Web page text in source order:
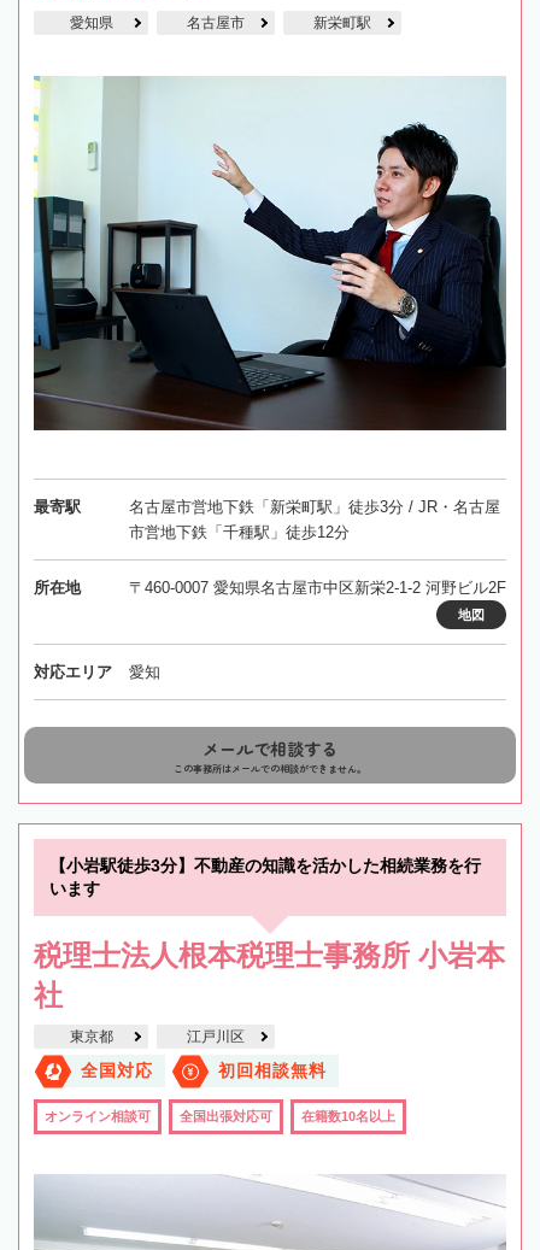
愛知県 名古屋市 新栄町駅
最寄駅
名古屋市営地下鉄「新栄町駅」徒歩3分 / JR・名古屋
市営地下鉄「千種駅」徒歩12分
所在地 〒460-0007 愛知県名古屋市中区新栄2-1-2 河野ビル2F
地図
対応エリア 愛知
メールで相談する
この事務所はメールでの相談ができません。
【小岩駅徒歩3分】不動産の知識を活かした相続業務を行
います
税理士法人根本税理士事務所 小岩本
社
東京都 江戸川区
全国対応 初回相談無料
オンライン相談可 全国出張対応可 在籍数10名以上